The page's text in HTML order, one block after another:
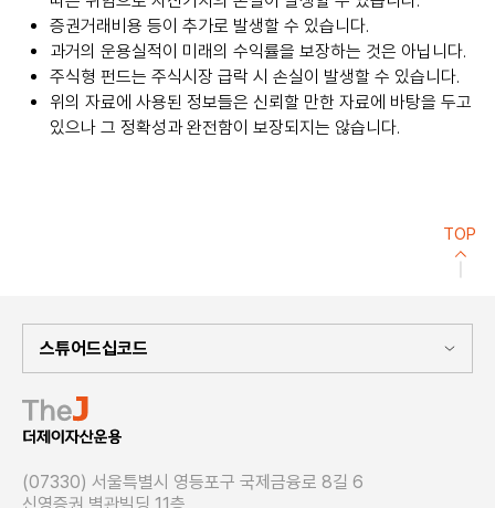
증권거래비용 등이 추가로 발생할 수 있습니다.
과거의 운용실적이 미래의 수익률을 보장하는 것은 아닙니다.
주식형 펀드는 주식시장 급락 시 손실이 발생할 수 있습니다.
위의 자료에 사용된 정보들은 신뢰할 만한 자료에 바탕을 두고
있으나 그 정확성과 완전함이 보장되지는 않습니다.
TOP
(07330) 서울특별시 영등포구 국제금융로 8길 6
신영증권 별관빌딩 11층